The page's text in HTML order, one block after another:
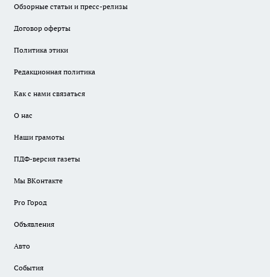
Обзорные статьи и пресс-релизы
Договор оферты
Политика этики
Редакционная политика
Как с нами связаться
О нас
Наши грамоты
ПДФ-версия газеты
Мы ВКонтакте
Pro Город
Объявления
Авто
События